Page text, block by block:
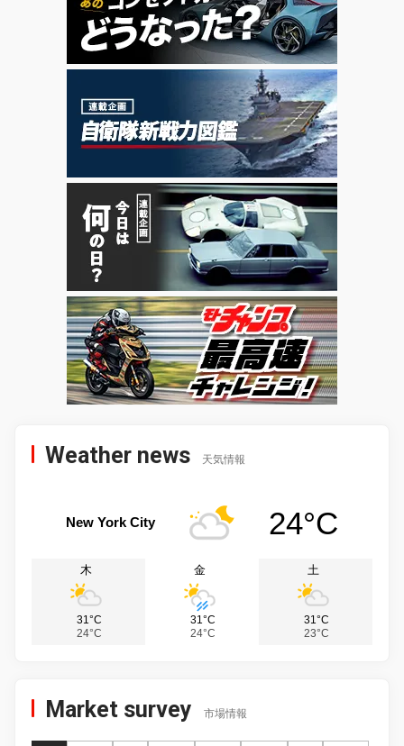
Weather news 天気情報
New York City 24°C
木
31°C
24°C
金
31°C
24°C
土
31°C
23°C
Market survey 市場情報